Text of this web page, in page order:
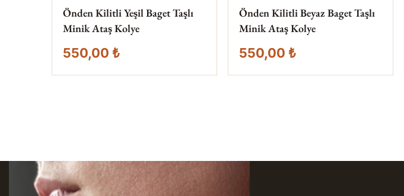
Önden Kilitli Yeşil Baget Taşlı
Minik Ataş Kolye
550,00 ₺
Önden Kilitli Beyaz Baget Taşlı
Minik Ataş Kolye
550,00 ₺